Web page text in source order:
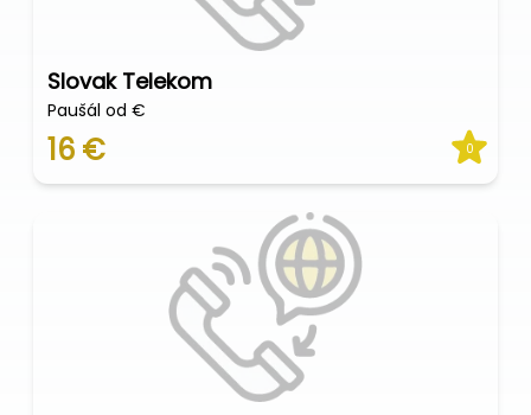
Slovak Telekom
Paušál od €
16 € 0